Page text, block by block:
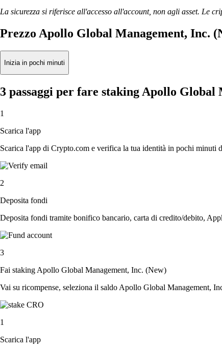
La sicurezza si riferisce all'accesso all'account, non agli asset. Le
Prezzo Apollo Global Management, Inc.
Inizia in pochi minuti
3 passaggi per fare staking Apollo Global
1
Scarica l'app
Scarica l'app di Crypto.com e verifica la tua identità in pochi minuti
2
Deposita fondi
Deposita fondi tramite bonifico bancario, carta di credito/debito,
3
Fai staking Apollo Global Management, Inc. (New)
Vai su ricompense, seleziona il saldo Apollo Global Management,
1
Scarica l'app